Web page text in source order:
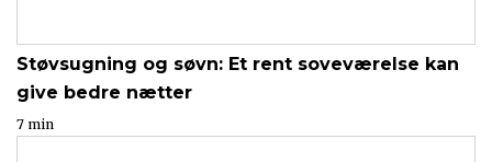
Støvsugning og søvn: Et rent soveværelse kan
give bedre nætter
7 min